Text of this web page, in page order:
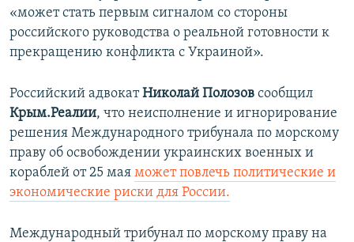
«может стать первым сигналом со стороны
российского руководства о реальной готовности к
прекращению конфликта с Украиной».
​Российский адвокатНиколай Полозов сообщил
Крым.Реалии, что неисполнение и игнорирование
решения Международного трибунала по морскому
праву об освобождении украинских военных и
кораблей от 25 мая может повлечь политические и
экономические риски для России.
Международный трибунал по морскому праву на